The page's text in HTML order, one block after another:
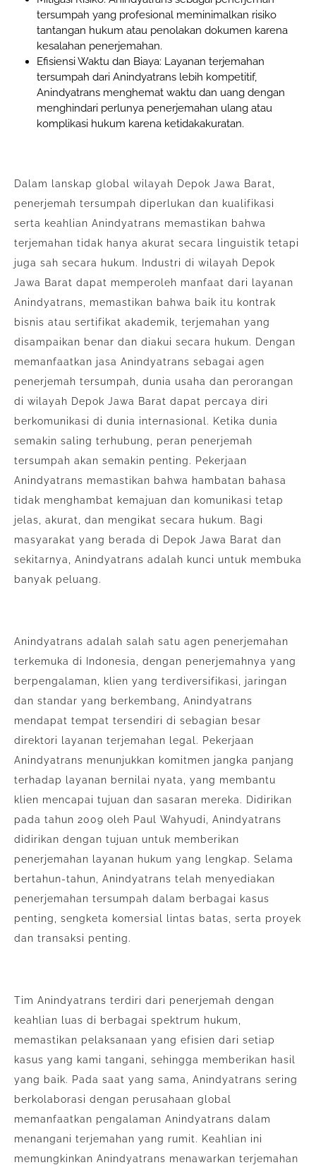
tersumpah yang profesional meminimalkan risiko
tantangan hukum atau penolakan dokumen karena
kesalahan penerjemahan.
Efisiensi Waktu dan Biaya: Layanan terjemahan
tersumpah dari Anindyatrans lebih kompetitif,
Anindyatrans menghemat waktu dan uang dengan
menghindari perlunya penerjemahan ulang atau
komplikasi hukum karena ketidakakuratan.
Dalam lanskap global wilayah Depok Jawa Barat,
penerjemah tersumpah diperlukan dan kualifikasi
serta keahlian Anindyatrans memastikan bahwa
terjemahan tidak hanya akurat secara linguistik tetapi
juga sah secara hukum. Industri di wilayah Depok
Jawa Barat dapat memperoleh manfaat dari layanan
Anindyatrans, memastikan bahwa baik itu kontrak
bisnis atau sertifikat akademik, terjemahan yang
disampaikan benar dan diakui secara hukum. Dengan
memanfaatkan jasa Anindyatrans sebagai agen
penerjemah tersumpah, dunia usaha dan perorangan
di wilayah Depok Jawa Barat dapat percaya diri
berkomunikasi di dunia internasional. Ketika dunia
semakin saling terhubung, peran penerjemah
tersumpah akan semakin penting. Pekerjaan
Anindyatrans memastikan bahwa hambatan bahasa
tidak menghambat kemajuan dan komunikasi tetap
jelas, akurat, dan mengikat secara hukum. Bagi
masyarakat yang berada di Depok Jawa Barat dan
sekitarnya, Anindyatrans adalah kunci untuk membuka
banyak peluang.
Anindyatrans adalah salah satu agen penerjemahan
terkemuka di Indonesia, dengan penerjemahnya yang
berpengalaman, klien yang terdiversifikasi, jaringan
dan standar yang berkembang, Anindyatrans
mendapat tempat tersendiri di sebagian besar
direktori layanan terjemahan legal. Pekerjaan
Anindyatrans menunjukkan komitmen jangka panjang
terhadap layanan bernilai nyata, yang membantu
klien mencapai tujuan dan sasaran mereka. Didirikan
pada tahun 2009 oleh Paul Wahyudi, Anindyatrans
didirikan dengan tujuan untuk memberikan
penerjemahan layanan hukum yang lengkap. Selama
bertahun-tahun, Anindyatrans telah menyediakan
penerjemahan tersumpah dalam berbagai kasus
penting, sengketa komersial lintas batas, serta proyek
dan transaksi penting.
Tim Anindyatrans terdiri dari penerjemah dengan
keahlian luas di berbagai spektrum hukum,
memastikan pelaksanaan yang efisien dari setiap
kasus yang kami tangani, sehingga memberikan hasil
yang baik. Pada saat yang sama, Anindyatrans sering
berkolaborasi dengan perusahaan global
memanfaatkan pengalaman Anindyatrans dalam
menangani terjemahan yang rumit. Keahlian ini
memungkinkan Anindyatrans menawarkan terjemahan